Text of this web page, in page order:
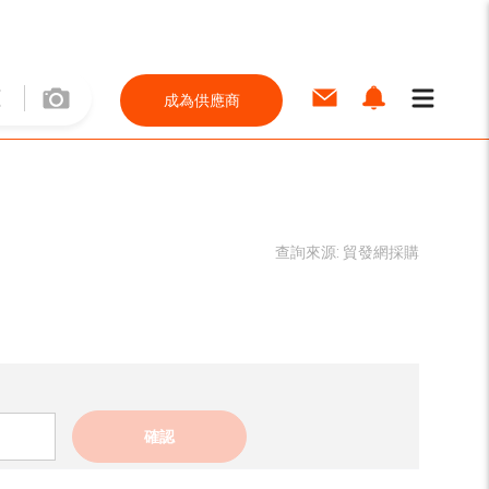
成為供應商
查詢來源: 貿發網採購
確認